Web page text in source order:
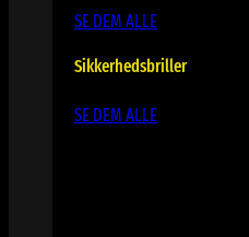
SE DEM ALLE
Sikkerhedsbriller
SE DEM ALLE